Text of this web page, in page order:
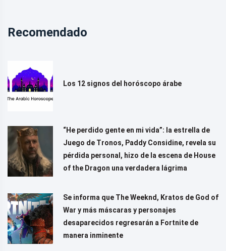
Recomendado
Los 12 signos del horóscopo árabe
“He perdido gente en mi vida”: la estrella de
Juego de Tronos, Paddy Considine, revela su
pérdida personal, hizo de la escena de House
of the Dragon una verdadera lágrima
Se informa que The Weeknd, Kratos de God of
War y más máscaras y personajes
desaparecidos regresarán a Fortnite de
manera inminente